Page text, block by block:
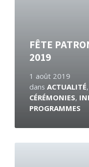
FÊTE
2019
1 août 2019
dans ACTUALITÉ,
CÉRÉMONIES,
PROGRAMMES
En